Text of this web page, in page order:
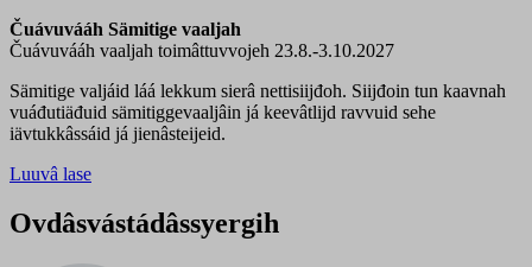
Čuávuvááh Sämitige vaaljah
Čuávuvááh vaaljah toimâttuvvojeh 23.8.-3.10.2027
Sämitige valjáid láá lekkum sierâ nettisiijđoh. Siijđoin tun kaavnah
vuáđutiäđuid sämitiggevaaljâin já keevâtlijd ravvuid sehe
iävtukkâssáid já jienâsteijeid.
Luuvâ lase
Ovdâsvástádâssyergih